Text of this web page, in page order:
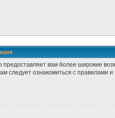
вам более широкие
следует ознакомиться с